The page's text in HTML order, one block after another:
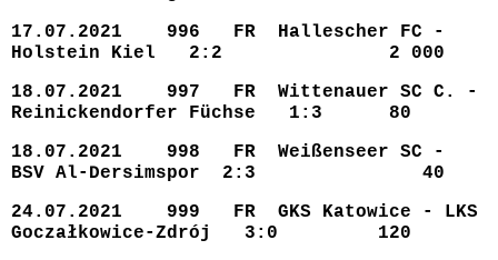
17.07.2021 996 FR Hallescher FC -
Holstein Kiel 2:2 2 000
18.07.2021 997 FR Wittenauer SC C. -
Reinickendorfer Füchse 1:3 80
18.07.2021 998 FR Weißenseer SC -
BSV Al-Dersimspor 2:3 40
24.07.2021 999 FR GKS Katowice - LKS
Goczałkowice-Zdrój 3:0 120